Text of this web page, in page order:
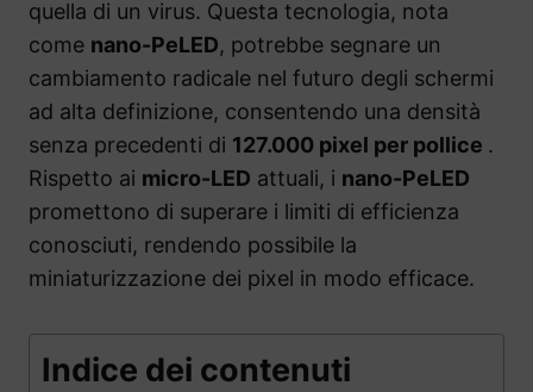
quella di un virus. Questa tecnologia, nota
come nano-PeLED, potrebbe segnare un
cambiamento radicale nel futuro degli schermi
ad alta definizione, consentendo una densità
senza precedenti di 127.000 pixel per pollice .
Rispetto ai micro-LED attuali, i nano-PeLED
promettono di superare i limiti di efficienza
conosciuti, rendendo possibile la
miniaturizzazione dei pixel in modo efficace.
Indice dei contenuti